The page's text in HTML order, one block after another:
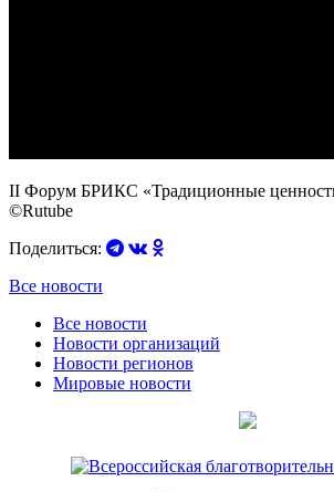
II Форум БРИКС «Традиционные
©Rutube
Поделиться:
Все новости
Все новости
Новости организаций
Новости регионов
Мировые новости